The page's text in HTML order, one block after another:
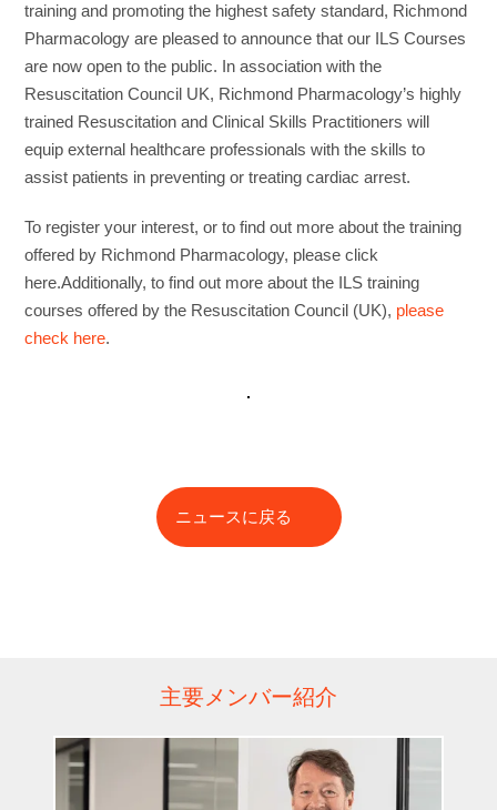
training and promoting the highest safety standard, Richmond
Pharmacology are pleased to announce that our ILS Courses
are now open to the public. In association with the
Resuscitation Council UK, Richmond Pharmacology’s highly
trained Resuscitation and Clinical Skills Practitioners will
equip external healthcare professionals with the skills to
assist patients in preventing or treating cardiac arrest.
To register your interest, or to find out more about the training
offered by Richmond Pharmacology, please click
here.Additionally, to find out more about the ILS training
courses offered by the Resuscitation Council (UK), please
check here.
ニュースに戻る
主要メンバー紹介